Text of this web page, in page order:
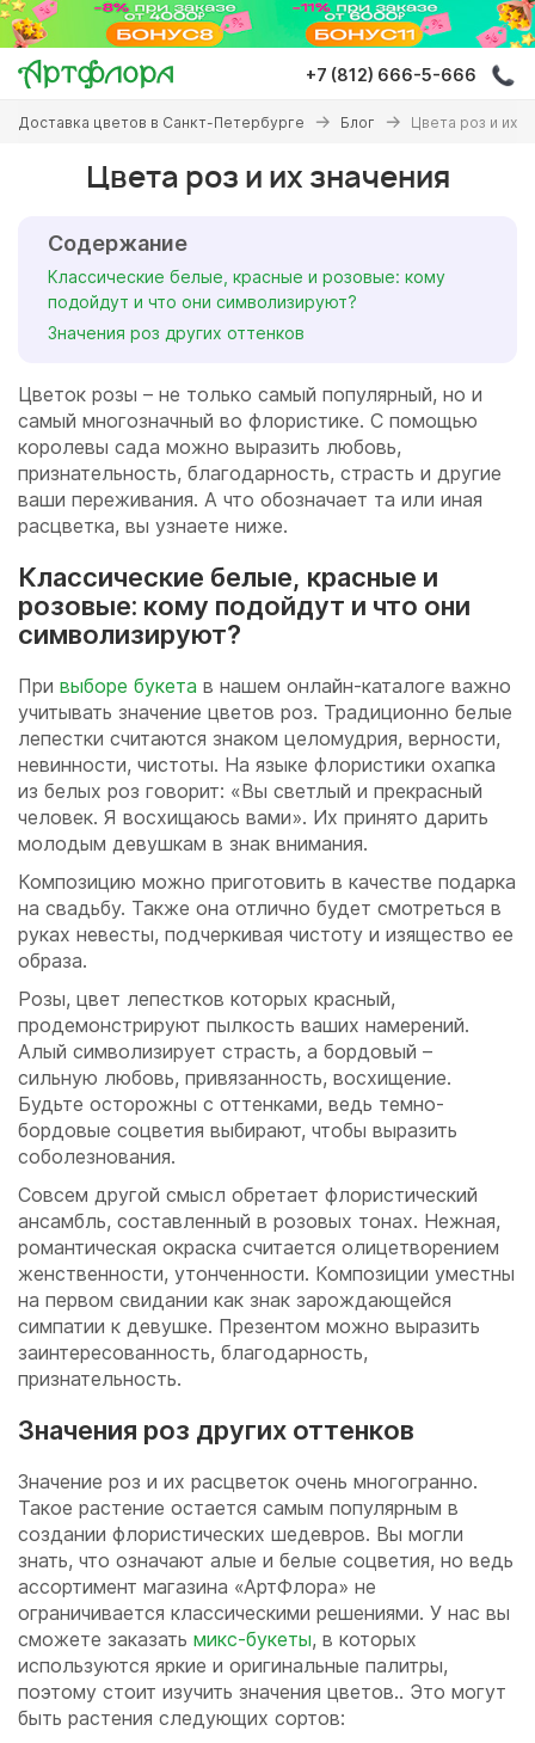
Перейти
основному
содержанию
+7 (812) 666-5-666
Вы
здесь
Доставка цветов в Санкт-Петербурге Блог Цвета роз и их
Цвета роз и их значения
Содержание
Классические белые, красные и розовые: кому
подойдут и что они символизируют?
Значения роз других оттенков
Цветок розы – не только самый популярный, но и
самый многозначный во флористике. С помощью
королевы сада можно выразить любовь,
признательность, благодарность, страсть и другие
ваши переживания. А что обозначает та или иная
расцветка, вы узнаете ниже.
Классические белые, красные и
розовые: кому подойдут и что они
символизируют?
При выборе букета в нашем онлайн-каталоге важно
учитывать значение цветов роз. Традиционно белые
лепестки считаются знаком целомудрия, верности,
невинности, чистоты. На языке флористики охапка
из белых роз говорит: «Вы светлый и прекрасный
человек. Я восхищаюсь вами». Их принято дарить
молодым девушкам в знак внимания.
Композицию можно приготовить в качестве подарка
на свадьбу. Также она отлично будет смотреться в
руках невесты, подчеркивая чистоту и изящество ее
образа.
Розы, цвет лепестков которых красный,
продемонстрируют пылкость ваших намерений.
Алый символизирует страсть, а бордовый –
сильную любовь, привязанность, восхищение.
Будьте осторожны с оттенками, ведь темно-
бордовые соцветия выбирают, чтобы выразить
соболезнования.
Совсем другой смысл обретает флористический
ансамбль, составленный в розовых тонах. Нежная,
романтическая окраска считается олицетворением
женственности, утонченности. Композиции уместны
на первом свидании как знак зарождающейся
симпатии к девушке. Презентом можно выразить
заинтересованность, благодарность,
признательность.
Значения роз других оттенков
Значение роз и их расцветок очень многогранно.
Такое растение остается самым популярным в
создании флористических шедевров. Вы могли
знать, что означают алые и белые соцветия, но ведь
ассортимент магазина «АртФлора» не
ограничивается классическими решениями. У нас вы
сможете заказать микс-букеты, в которых
используются яркие и оригинальные палитры,
поэтому стоит изучить значения цветов.. Это могут
быть растения следующих сортов: